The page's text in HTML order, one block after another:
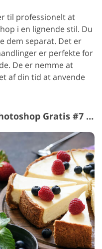
til professionelt at
i en lignende stil. Du
dem separat. Det er
er perfekte for
De er nemme at
af din tid at anvende
Produktfotohandlinger Photoshop Gratis #7 "Cold Effect"